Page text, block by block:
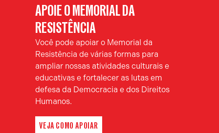
APOIE O MEMORIAL DA
RESISTÊNCIA
Você pode apoiar o Memorial da
Resistência de várias formas para
ampliar nossas atividades culturais e
educativas e fortalecer as lutas em
defesa da Democracia e dos Direitos
Humanos.
VEJA COMO APOIAR